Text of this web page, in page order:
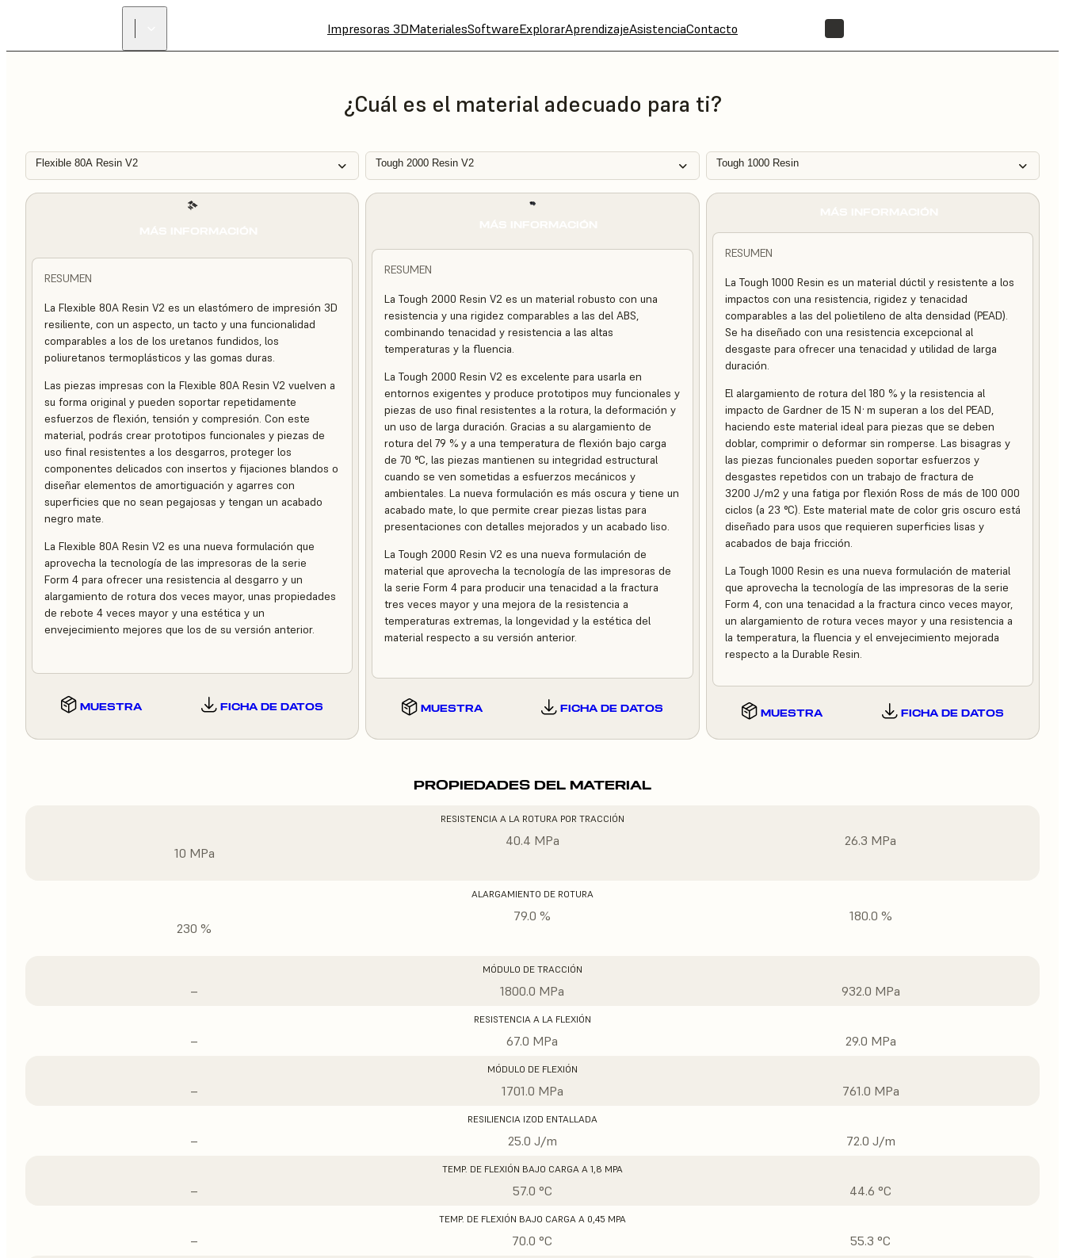
Impresoras 3DMaterialesSoftwareExplorarAprendizajeAsistenciaContacto
¿Cuál es el material adecuado para ti?
Flexible 80A Resin V2 Tough 2000 Resin V2 Tough 1000 Resin
RESUMEN
La Flexible 80A Resin V2 es un elastómero de impresión 3D
resiliente, con un aspecto, un tacto y una funcionalidad
comparables a los de los uretanos fundidos, los
poliuretanos termoplásticos y las gomas duras.
Las piezas impresas con la Flexible 80A Resin V2 vuelven a
su forma original y pueden soportar repetidamente
esfuerzos de flexión, tensión y compresión. Con este
material, podrás crear prototipos funcionales y piezas de
uso final resistentes a los desgarros, proteger los
componentes delicados con insertos y fijaciones blandos o
diseñar elementos de amortiguación y agarres con
superficies que no sean pegajosas y tengan un acabado
negro mate.
La Flexible 80A Resin V2 es una nueva formulación que
aprovecha la tecnología de las impresoras de la serie
Form 4 para ofrecer una resistencia al desgarro y un
alargamiento de rotura dos veces mayor, unas propiedades
de rebote 4 veces mayor y una estética y un
envejecimiento mejores que los de su versión anterior.
MUESTRA FICHA DE DATOS
RESUMEN
La Tough 2000 Resin V2 es un material robusto con una
resistencia y una rigidez comparables a las del ABS,
combinando tenacidad y resistencia a las altas
temperaturas y la fluencia.
La Tough 2000 Resin V2 es excelente para usarla en
entornos exigentes y produce prototipos muy funcionales y
piezas de uso final resistentes a la rotura, la deformación y
un uso de larga duración. Gracias a su alargamiento de
rotura del 79 % y a una temperatura de flexión bajo carga
de 70 °C, las piezas mantienen su integridad estructural
cuando se ven sometidas a esfuerzos mecánicos y
ambientales. La nueva formulación es más oscura y tiene un
acabado mate, lo que permite crear piezas listas para
presentaciones con detalles mejorados y un acabado liso.
La Tough 2000 Resin V2 es una nueva formulación de
material que aprovecha la tecnología de las impresoras de
la serie Form 4 para producir una tenacidad a la fractura
tres veces mayor y una mejora de la resistencia a
temperaturas extremas, la longevidad y la estética del
material respecto a su versión anterior.
MUESTRA FICHA DE DATOS
RESUMEN
La Tough 1000 Resin es un material dúctil y resistente a los
impactos con una resistencia, rigidez y tenacidad
comparables a las del polietileno de alta densidad (PEAD).
Se ha diseñado con una resistencia excepcional al
desgaste para ofrecer una tenacidad y utilidad de larga
duración.
El alargamiento de rotura del 180 % y la resistencia al
impacto de Gardner de 15 N·m superan a los del PEAD,
haciendo este material ideal para piezas que se deben
doblar, comprimir o deformar sin romperse. Las bisagras y
las piezas funcionales pueden soportar esfuerzos y
desgastes repetidos con un trabajo de fractura de
3200 J/m2 y una fatiga por flexión Ross de más de 100 000
ciclos (a 23 °C). Este material mate de color gris oscuro está
diseñado para usos que requieren superficies lisas y
acabados de baja fricción.
La Tough 1000 Resin es una nueva formulación de material
que aprovecha la tecnología de las impresoras de la serie
Form 4, con una tenacidad a la fractura cinco veces mayor,
un alargamiento de rotura veces mayor y una resistencia a
la temperatura, la fluencia y el envejecimiento mejorada
respecto a la Durable Resin.
MUESTRA FICHA DE DATOS
PROPIEDADES DEL MATERIAL
RESISTENCIA A LA ROTURA POR TRACCIÓN
10 MPa
40.4 MPa 26.3 MPa
ALARGAMIENTO DE ROTURA
230 %
79.0 % 180.0 %
MÓDULO DE TRACCIÓN
– 1800.0 MPa 932.0 MPa
RESISTENCIA A LA FLEXIÓN
– 67.0 MPa 29.0 MPa
MÓDULO DE FLEXIÓN
– 1701.0 MPa 761.0 MPa
RESILIENCIA IZOD ENTALLADA
– 25.0 J/m 72.0 J/m
TEMP. DE FLEXIÓN BAJO CARGA A 1,8 MPA
– 57.0 °C 44.6 °C
TEMP. DE FLEXIÓN BAJO CARGA A 0,45 MPA
– 70.0 °C 55.3 °C